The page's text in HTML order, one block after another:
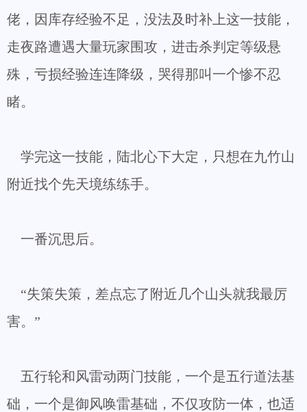
佬，因库存经验不足，没法及时补上这一技能，
走夜路遭遇大量玩家围攻，进击杀判定等级悬
殊，亏损经验连连降级，哭得那叫一个惨不忍
睹。
学完这一技能，陆北心下大定，只想在九竹山
附近找个先天境练练手。
一番沉思后。
“失策失策，差点忘了附近几个山头就我最厉
害。”
五行轮和风雷动两门技能，一个是五行道法基
础，一个是御风唤雷基础，不仅攻防一体，也适